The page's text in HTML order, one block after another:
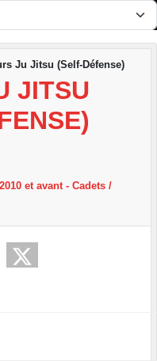
Ju Jitsu (Self-Défense)
JITSU
et avant - Cadets /